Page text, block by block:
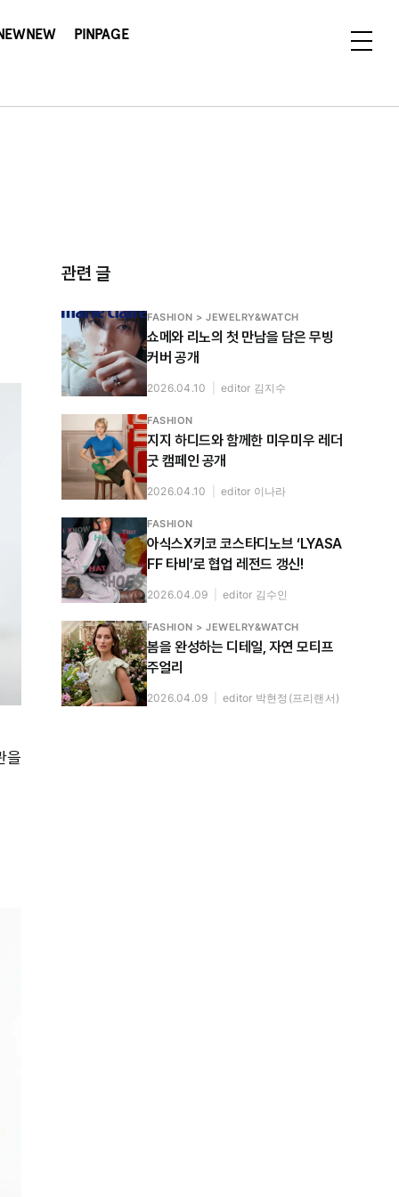
PINPAGE
을
관련 글
FASHION > JEWELRY&WATCH
쇼메와 리노의 첫 만남을 담은 무빙
커버 공개
2026.04.10 editor 김지수
FASHION
지지 하디드와 함께한 미우미우 레더
굿 캠페인 공개
2026.04.10 editor 이나라
FASHION
아식스X키코 코스타디노브 ‘LYASA
FF 타비’로 협업 레전드 갱신!
2026.04.09 editor 김수인
FASHION > JEWELRY&WATCH
봄을 완성하는 디테일, 자연 모티프
주얼리
2026.04.09 editor 박현정(프리랜서)